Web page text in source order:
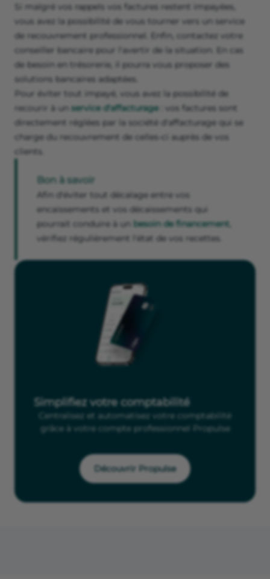
Si malgré vos rappels vos factures restent impayées,
vous avez la possibilité de vous tourner vers un service
de recouvrement professionnel. Enfin, contactez votre
conseiller bancaire pour l'avertir de la situation. En cas
de besoin en trésorerie, il pourra vous proposer des
solutions bancaires adaptées.
Pour éviter tout impayé, vous avez la possibilité de
recourir à un service d'affacturage: vos factures sont
directement réglées par la société d'affacturage qui se
charge du recouvrement de celles-ci auprès de vos
clients.
Bon à savoir
Afin d'éviter tout décalage entre vos
encaissements et vos décaissements qui
pourrait conduire à un besoin de financement
vérifiez régulièrement l'état de vos recettes.
Simplifiez votre comptabilité
Centralisez et automatisez votre comptabilité
grâce à votre compte professionnel Propulse
Découvrir Propulse